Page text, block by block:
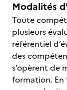
Modalités
Toute
plusieurs
référentiel
des
s’opèrent de
formation. En